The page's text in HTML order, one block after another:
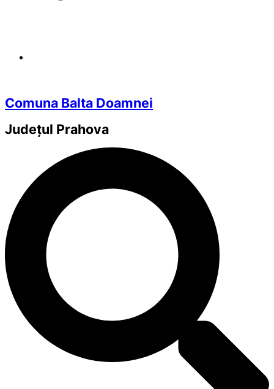
Comuna Balta Doamnei
Județul Prahova